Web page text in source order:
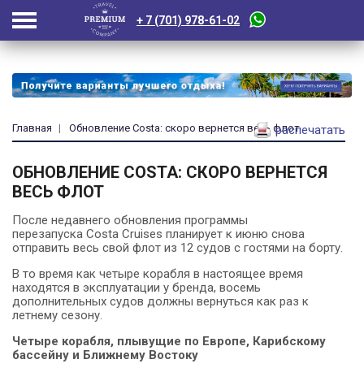
+ 7 (701) 978-61-02
Главная Обновление Costa: скоро вернется весь флотраспечатать
ОБНОВЛЕНИЕ COSTA: СКОРО ВЕРНЕТСЯ
ВЕСЬ ФЛОТ
После недавнего обновления программы
перезапуска Costa Cruises планирует к июню снова
отправить весь свой флот из 12 судов с гостями на борту.
В то время как четыре корабля в настоящее время
находятся в эксплуатации у бренда, восемь
дополнительных судов должны вернуться как раз к
летнему сезону.
Четыре корабля, плывущие по Европе, Карибскому
бассейну и Ближнему Востоку